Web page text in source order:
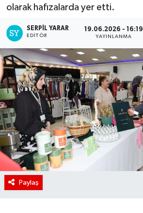
olarak hafızalarda yer etti.
SERPİL YARAR
EDITÖR
19.06.2026 - 16:19
YAYINLANMA
Paylaş